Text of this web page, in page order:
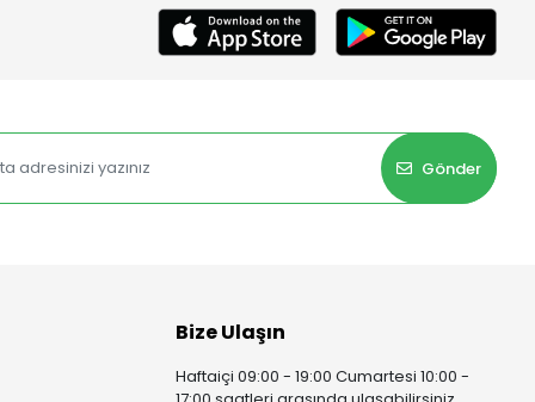
Gönder
Bize Ulaşın
Haftaiçi 09:00 - 19:00 Cumartesi 10:00 -